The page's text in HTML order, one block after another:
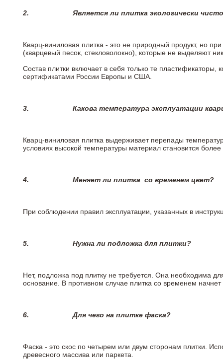
2. Является ли плитка экологически
Кварц-виниловая плитка - это не природный продукт, но
(кварцевый песок, стекловолокно), которые не выделяют
Состав плитки включает в себя только те
сертификатами России Европы и США.
3. Какова температура эксплуатации
Кварц-виниловая плитка выдерживает перепады
условиях высокой температуры материал становится
4. Меняет ли плитка со временем цвет?
При соблюдении правил эксплуатации, указанных в
5. Нужна ли подложка для плитки?
Нет, подложка под плитку не требуется. Она необходима
основание. В противном случае плитка со временем
6.Для чего на плитке фаска?
Фаска - это скос по четырем или двум сторонам плитки.
древесного массива или паркета.